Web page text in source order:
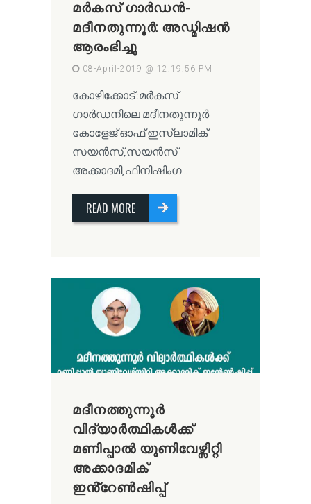
മർകസ് ഗാർഡൻ-
മദീനതുന്നൂർ: അഡ്മിഷൻ
ആരംഭിച്ചു
08-April-2019 @ 12:19:56 PM
കോഴിക്കോട് :മർകസ്
ഗാർഡനിലെ മദീനതുന്നൂർ
കോളേജ് ഓഫ് ഇസ്ലാമിക്‌
സയൻസ്,സയൻസ്
അക്കാദമി,ഫിനിഷിംഗ...
READ MORE
മദീനത്തുന്നൂർ
വിദ്യാർത്ഥികൾക്ക്
മണിപ്പാൽ യൂണിവേഴ്സിറ്റി
അക്കാദമിക്
ഇൻ്റേൺഷിപ്പ്